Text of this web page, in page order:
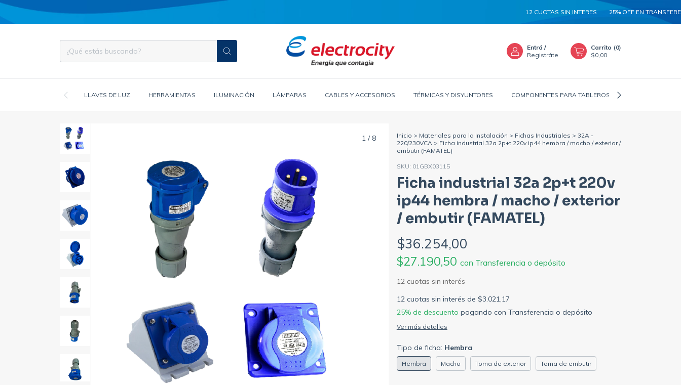
12 CUOTAS SIN INTERES 25% OFF EN TRANSFERENCIA
Entrá /
Registráte
Carrito (0)
$0,00
LLAVES DE LUZ HERRAMIENTAS ILUMINACIÓN LÁMPARAS CABLES Y ACCESORIOS TÉRMICAS Y DISYUNTORES COMPONENTES PARA TABLEROS
1/ 8 Inicio > Materiales para la Instalación > Fichas Industriales > 32A -
220/230VCA > Ficha industrial 32a 2p+t 220v ip44 hembra / macho / exterior /
embutir (FAMATEL)
SKU: 01GBX03115
Ficha industrial 32a 2p+t 220v
ip44 hembra / macho / exterior
/ embutir (FAMATEL)
$36.254,00
$27.190,50 con Transferencia o depósito
12 cuotas sin interés de $3.021,17
25% de descuento pagando con Transferencia o depósito
Ver más detalles
Tipo de ficha: Hembra
Hembra Macho Toma de exterior Toma de embutir